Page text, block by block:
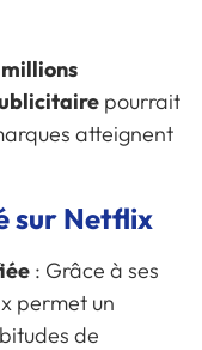
pourrait
atteignent
sur Netflix
: Grâce à ses
permet un
de